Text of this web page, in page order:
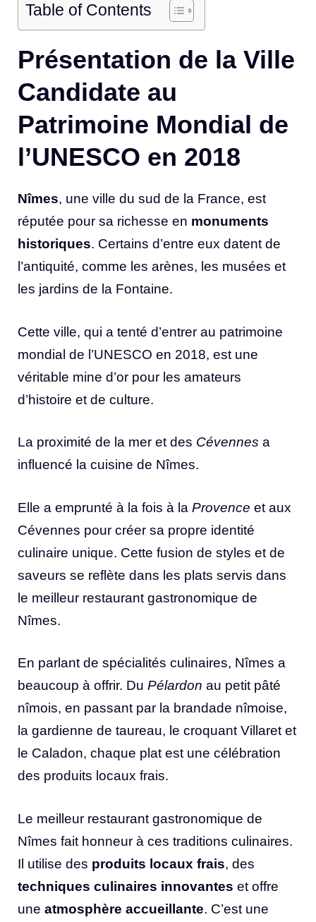
Table of Contents
Présentation de la Ville
Candidate au
Patrimoine Mondial de
l’UNESCO en 2018
Nîmes, une ville du sud de la France, est
réputée pour sa richesse en monuments
historiques. Certains d’entre eux datent de
l’antiquité, comme les arènes, les musées et
les jardins de la Fontaine.
Cette ville, qui a tenté d’entrer au patrimoine
mondial de l’UNESCO en 2018, est une
véritable mine d’or pour les amateurs
d’histoire et de culture.
La proximité de la mer et des Cévennes a
influencé la cuisine de Nîmes.
Elle a emprunté à la fois à la Provence et aux
Cévennes pour créer sa propre identité
culinaire unique. Cette fusion de styles et de
saveurs se reflète dans les plats servis dans
le meilleur restaurant gastronomique de
Nîmes.
En parlant de spécialités culinaires, Nîmes a
beaucoup à offrir. Du Pélardon au petit pâté
nîmois, en passant par la brandade nîmoise,
la gardienne de taureau, le croquant Villaret et
le Caladon, chaque plat est une célébration
des produits locaux frais.
Le meilleur restaurant gastronomique de
Nîmes fait honneur à ces traditions culinaires.
Il utilise des produits locaux frais, des
techniques culinaires innovantes et offre
une atmosphère accueillante. C’est une